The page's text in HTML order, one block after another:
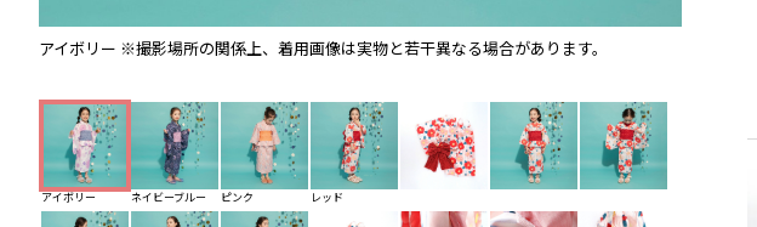
アイボリー ※撮影場所の関係上、着用画像は実物と若干異なる場合があります。
アイボリー ネイビーブルー ピンク レッド